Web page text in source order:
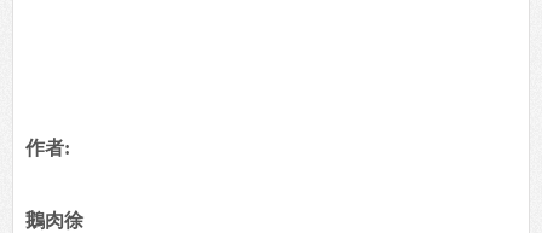
作者:
鵝肉徐